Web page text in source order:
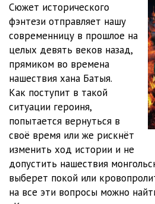
0203 Кровь и пепел
0204 Кровь и пепел
0205 Кровь и пепел
0206 Кровь и пепел
0301 Кровь и пепел
0302 Кровь и пепел
0303 Кровь и пепел
0304 Кровь и пепел
0401 Кровь и пепел
Сюжет исторического
фэнтези отправляет нашу
современницу в прошлое на
целых девять веков назад,
прямиком во времена
нашествия хана Батыя.
Как поступит в такой
ситуации героиня,
попытается вернуться в
своё время или же рискнёт
изменить ход истории и не
допустить нашествия
выберет покой или
на все эти вопросы можно